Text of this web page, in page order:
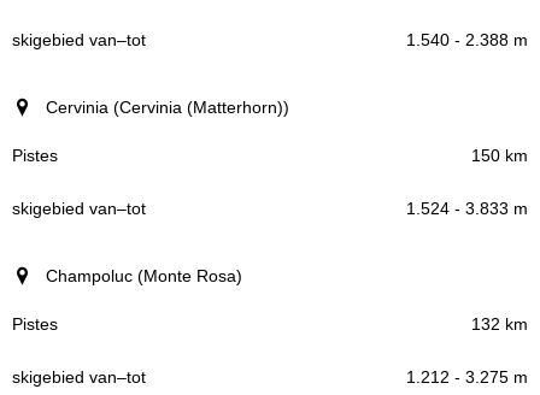
1.540 - 2.388 m
Cervinia (Cervinia (Matterhorn))
150 km
1.524 - 3.833 m
Champoluc (Monte Rosa)
132 km
1.212 - 3.275 m